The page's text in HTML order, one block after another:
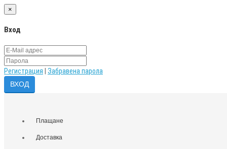
×
Вход
Регистрация Забравена парола
Плащане
Доставка